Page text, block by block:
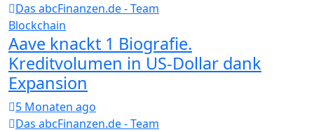
Das abcFinanzen.de - Team
Blockchain
Aave knackt 1 Biografie.
Kreditvolumen in US-Dollar dank
Expansion
5 Monaten ago
Das abcFinanzen.de - Team